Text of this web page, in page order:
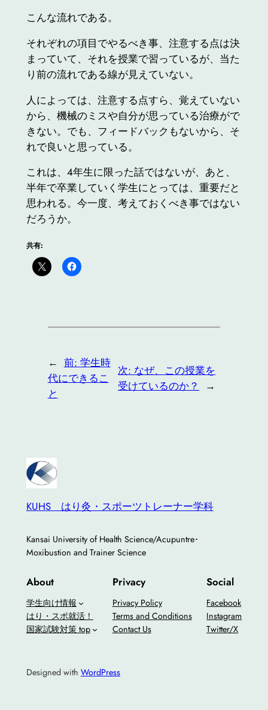
こんな流れである。
それぞれの項目でやるべき事、注意する点は決
まっていて、それを授業で習っているが、当た
り前の流れである線が見えていない。
人によっては、注意する点すら、覚えていない
から、機械のミスや自分が思っている治療がで
きない。でも、フィードバックもないから、そ
れで良いと思っている。
これは、4年生に限った話ではないが、あと、
半年で卒業していく学生にとっては、重要だと
思われる。今一度、考えておくべき事ではない
だろうか。
共有:
← 前: 学生時
代にできるこ
と
次: なぜ、この授業を
受けているのか？
→
KUHS はり灸・スポーツトレーナー学科
Kansai University of Health Science/Acupuntre･
Moxibustion and Trainer Science
About
学生向け情報
はり・スポ就活！
国家試験対策 top
Privacy
Privacy Policy
Terms and Conditions
Contact Us
Social
Facebook
Instagram
Twitter/X
Designed with WordPress